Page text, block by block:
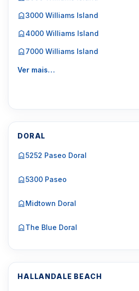
3000 Williams Island
4000 Williams Island
7000 Williams Island
Ver mais…
DORAL
5252 Paseo Doral
5300 Paseo
Midtown Doral
The Blue Doral
HALLANDALE BEACH